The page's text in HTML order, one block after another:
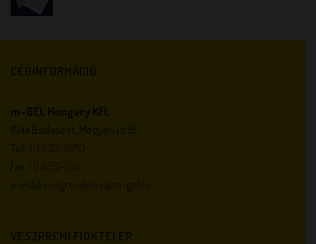
CÉGINFORMÁCIÓ
m-GEL Hungary Kft.
1044 Budapest, Megyeri út 51.
Tel.:
fax:
e-mail:
VESZPRÉMI FIÓKTELEP